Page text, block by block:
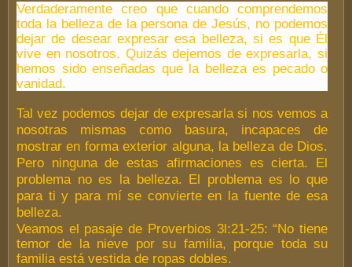
Verdaderamente creo que cuando comprendemos
toda la belleza de la persona de Jesús, no podemos
dejar de desear expresar esa belleza, si es que Él
vive en nosotros. Quizás dejemos de expresarla, si
hemos sido enseñadas que la belleza es pecado o
vanidad.
Tal vez podemos dejar de expresarla si nos vemos a
nosotras mismas como basura, incapaces de
mostrar en forma exterior alguna, la belleza de Dios.
Pero ninguna de estas afirmaciones es cierta. El
problema no es la belleza. El problema es lo que
para ti y para mí se convierte en la fuente de esa
belleza.
Veamos el pasaje de Proverbios 3l:21-25: “No tiene
temor de la nieve por su familia, porque toda su
familia está vestida de ropas dobles.